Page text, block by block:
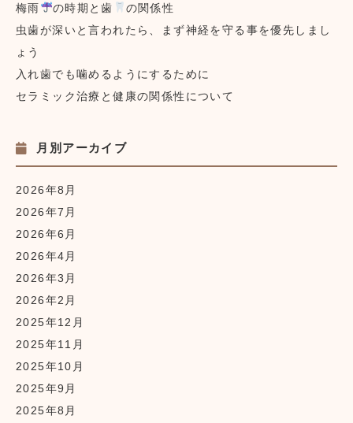
梅雨
の時期と歯
の関係性
虫歯が深いと言われたら、まず神経を守る事を優先しまし
ょう
入れ歯でも噛めるようにするために
セラミック治療と健康の関係性について
月別アーカイブ
2026年8月
2026年7月
2026年6月
2026年4月
2026年3月
2026年2月
2025年12月
2025年11月
2025年10月
2025年9月
2025年8月